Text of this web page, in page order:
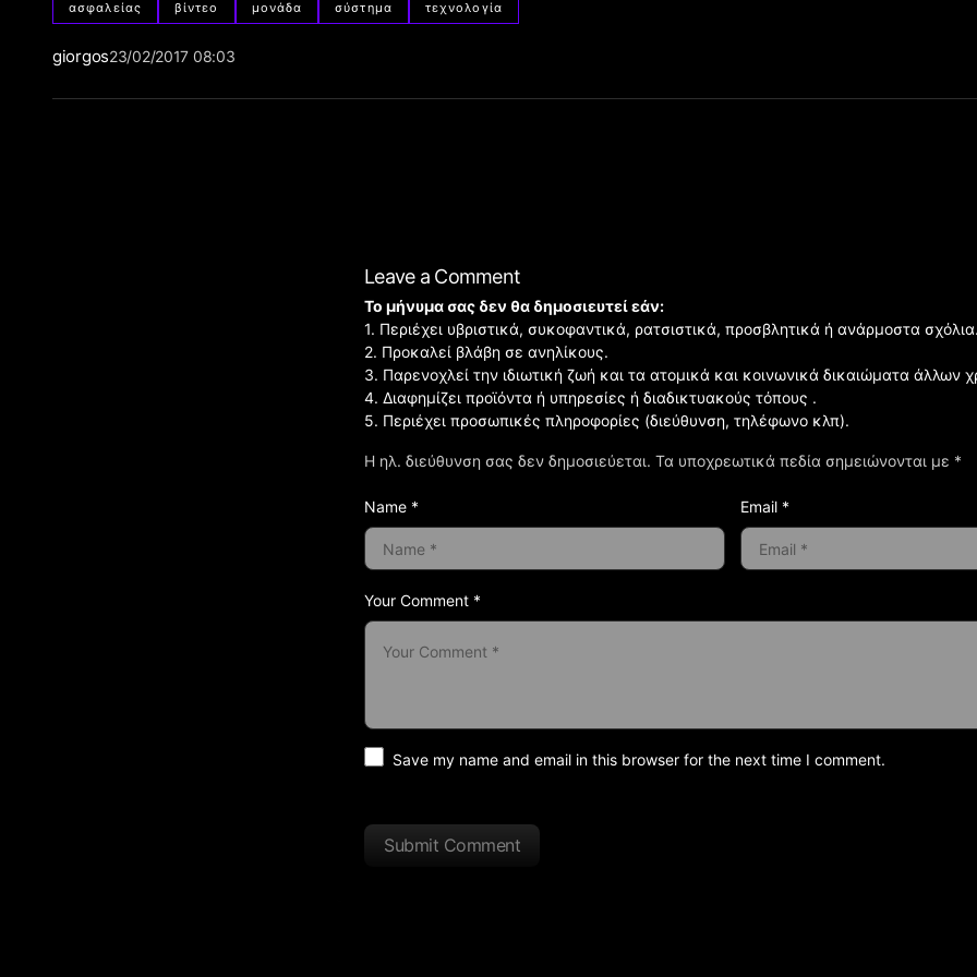
ασφαλείας βίντεο μονάδα σύστημα τεχνολογία
giorgos23/02/2017 08:03
Leave a Comment
Η ηλ. διεύθυνση σας δεν δημοσιεύεται. Τα υποχρεωτικά πεδία σημειώνονται με *
Your Comment *
Το μήνυμα σας δεν θα δημοσιευτεί εάν:
1. Περιέχει υβριστικά, συκοφαντικά, ρατσιστικά, προσβλητικά ή ανάρμοστα σχόλια.
2. Προκαλεί βλάβη σε ανηλίκους.
3. Παρενοχλεί την ιδιωτική ζωή και τα ατομικά και κοινωνικά δικαιώματα άλλων
4. Διαφημίζει προϊόντα ή υπηρεσίες ή διαδικτυακούς τόπους .
5. Περιέχει προσωπικές πληροφορίες (διεύθυνση, τηλέφωνο κλπ).
Name * Email *
Save my name and email in this browser for the next time I comment.
Submit Comment